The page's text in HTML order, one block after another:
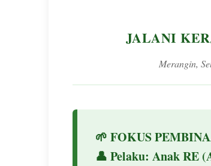
JALANI
Merangin,
🌱 FOKUS
👤 Pelaku: Anak RE